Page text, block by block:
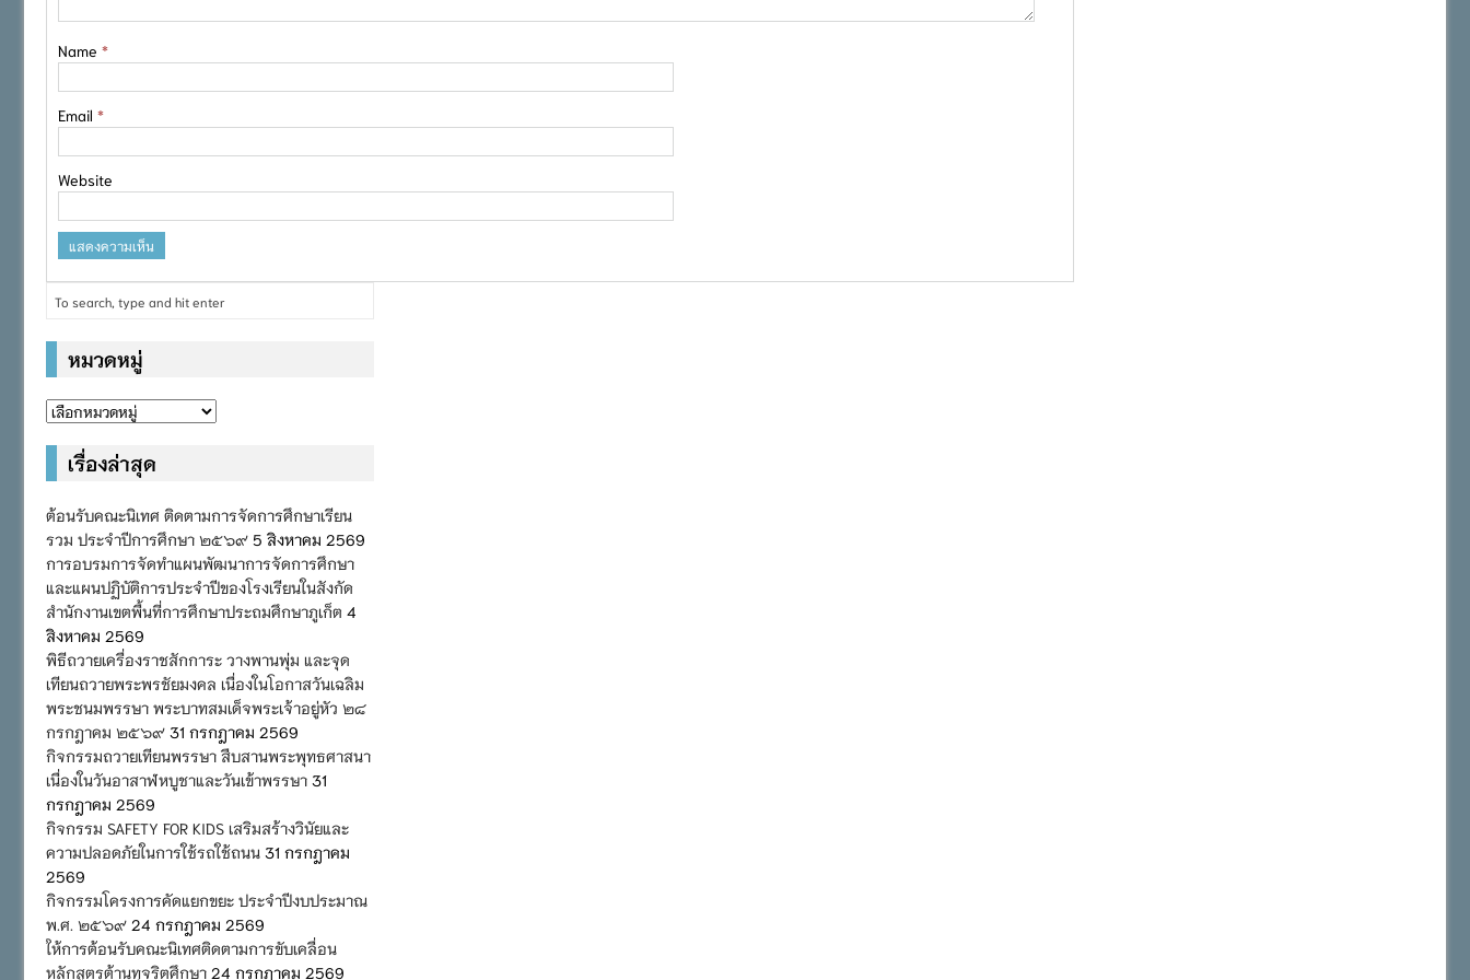
Name *
Email *
Website
หมวดหมู่
หมวด
เรื่องล่าสุด
ต้อนรับคณะนิเทศ ติดตามการจัดการศึกษาเรียน
รวม ประจำปีการศึกษา ๒๕๖๙ 5 สิงหาคม 2569
การอบรมการจัดทำแผนพัฒนาการจัดการศึกษา
และแผนปฏิบัติการประจำปีของโรงเรียนในสังกัด
สำนักงานเขตพื้นที่การศึกษาประถมศึกษาภูเก็ต 4
สิงหาคม 2569
พิธีถวายเครื่องราชสักการะ วางพานพุ่ม และจุด
เทียนถวายพระพรชัยมงคล เนื่องในโอกาสวันเฉลิม
พระชนมพรรษา พระบาทสมเด็จพระเจ้าอยู่หัว ๒๘
กรกฎาคม ๒๕๖๙ 31 กรกฎาคม 2569
กิจกรรมถวายเทียนพรรษา สืบสานพระพุทธศาสนา
เนื่องในวันอาสาฬหบูชาและวันเข้าพรรษา 31
กรกฎาคม 2569
กิจกรรม SAFETY FOR KIDS เสริมสร้างวินัยและ
ความปลอดภัยในการใช้รถใช้ถนน 31 กรกฎาคม
2569
กิจกรรมโครงการคัดแยกขยะ ประจำปีงบประมาณ
พ.ศ. ๒๕๖๙ 24 กรกฎาคม 2569
ให้การต้อนรับคณะนิเทศติดตามการขับเคลื่อน
หลักสูตรต้านทุจริตศึกษา 24 กรกฎาคม 2569